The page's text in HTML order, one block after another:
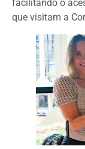
facilitando o
que visitam a